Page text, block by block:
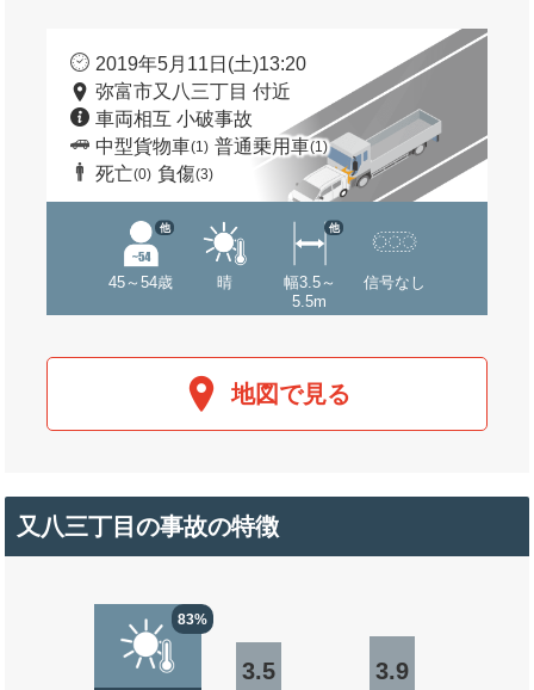
2019年5月11日(土)13:20
弥富市又八三丁目 付近
車両相互 小破事故
中型貨物車(1) 普通乗用車(1)
死亡(0) 負傷(3)
45～54歳
他
晴
幅3.5～
5.5m
他
信号なし
地図で見る
又八三丁目の事故の特徴
83%
3.5 3.9